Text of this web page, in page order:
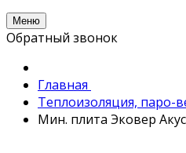
Меню
Обратный звонок
Главная
Теплоизоляция, паро-
Мин. плита Эковер